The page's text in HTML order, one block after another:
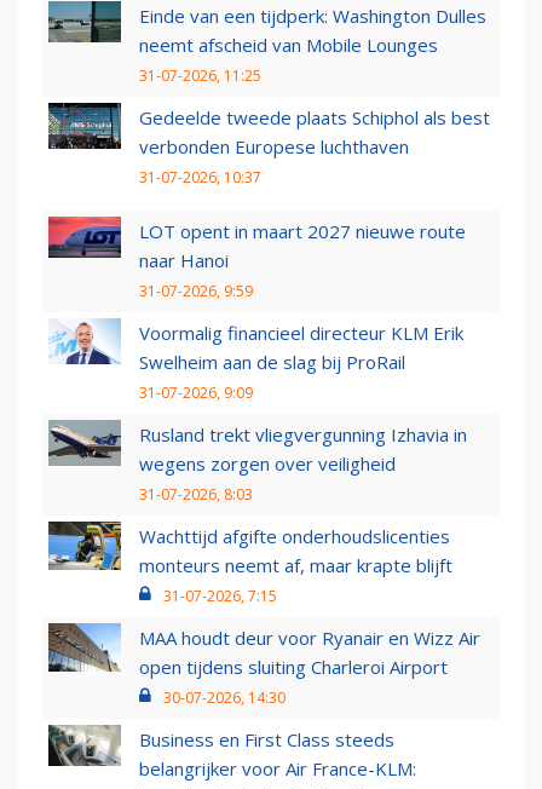
Einde van een tijdperk: Washington Dulles
neemt afscheid van Mobile Lounges
31-07-2026, 11:25
Gedeelde tweede plaats Schiphol als best
verbonden Europese luchthaven
31-07-2026, 10:37
LOT opent in maart 2027 nieuwe route
naar Hanoi
31-07-2026, 9:59
Voormalig financieel directeur KLM Erik
Swelheim aan de slag bij ProRail
31-07-2026, 9:09
Rusland trekt vliegvergunning Izhavia in
wegens zorgen over veiligheid
31-07-2026, 8:03
Wachttijd afgifte onderhoudslicenties
monteurs neemt af, maar krapte blijft
31-07-2026, 7:15
MAA houdt deur voor Ryanair en Wizz Air
open tijdens sluiting Charleroi Airport
30-07-2026, 14:30
Business en First Class steeds
belangrijker voor Air France-KLM: